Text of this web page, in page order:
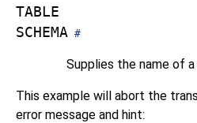
TABLE
SCHEMA #
Supplies the name of
This example will abort the
error message and hint: